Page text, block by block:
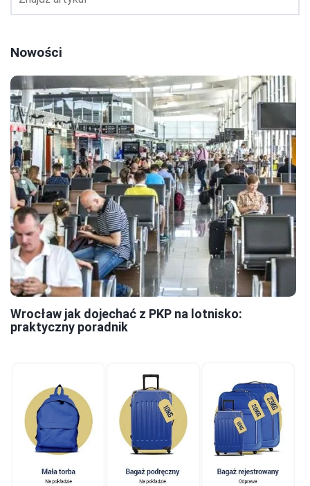
Nowości
Wrocław jak dojechać z PKP na lotnisko:
praktyczny poradnik